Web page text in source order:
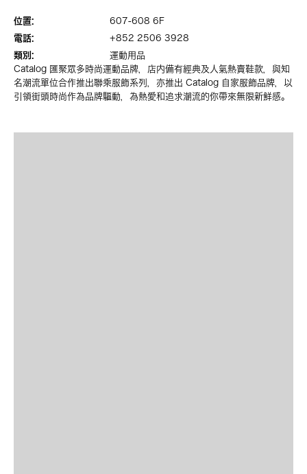
位置:
607-608 6F
電話:
+852 2506 3928
類別:
運動用品
Catalog 匯聚眾多時尚運動品牌，店内備有經典及人氣熱賣鞋款，與知
名潮流單位合作推出聯乘服飾系列，亦推出 Catalog 自家服飾品牌，以
引領街頭時尚作為品牌驅動，為熱愛和追求潮流的你帶來無限新鮮感。